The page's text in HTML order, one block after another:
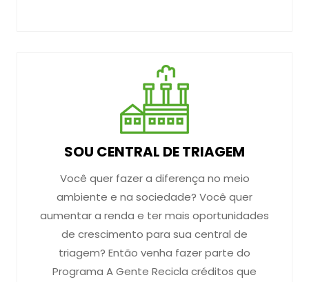
SOU CENTRAL DE TRIAGEM
Você quer fazer a diferença no meio
ambiente e na sociedade? Você quer
aumentar a renda e ter mais oportunidades
de crescimento para sua central de
triagem? Então venha fazer parte do
Programa A Gente Recicla créditos que